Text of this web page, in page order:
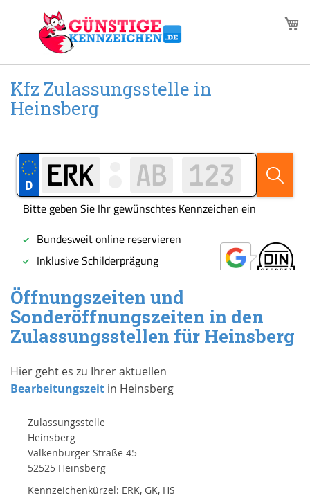
springen
Kfz Zulassungsstelle in
Heinsberg
Öffnungszeiten und
Sonderöffnungszeiten in den
Zulassungsstellen für Heinsberg
Hier geht es zu Ihrer aktuellen
Bearbeitungszeit in Heinsberg
Zulassungsstelle
Heinsberg
Valkenburger Straße 45
52525 Heinsberg
Kennzeichenkürzel: ERK, GK, HS